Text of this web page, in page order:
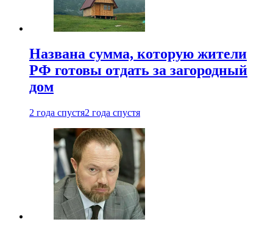
Названа сумма, которую жители
РФ готовы отдать за загородный
дом
2 года спустя2 года спустя